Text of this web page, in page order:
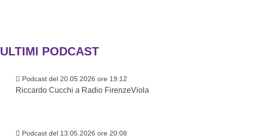
ULTIMI PODCAST
Podcast del 20.05.2026 ore 19:12
Riccardo Cucchi a Radio FirenzeViola
Podcast del 13.05.2026 ore 20:08